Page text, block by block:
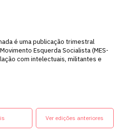
é uma publicação trimestral
Esquerda Socialista (MES-
com intelectuais, militantes e
Ver edições anteriores